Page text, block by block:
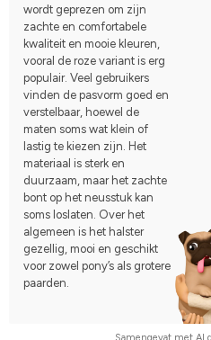
wordt geprezen om zijn
zachte en comfortabele
kwaliteit en mooie kleuren,
vooral de roze variant is erg
populair. Veel gebruikers
vinden de pasvorm goed en
verstelbaar, hoewel de
maten soms wat klein of
lastig te kiezen zijn. Het
materiaal is sterk en
duurzaam, maar het zachte
bont op het neusstuk kan
soms loslaten. Over het
algemeen is het halster
gezellig, mooi en geschikt
voor zowel pony’s als grotere
paarden.